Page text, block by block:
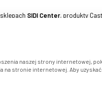
SIDI Center, produkty
naszej strony internetowej,
na stronie internetowej. Aby